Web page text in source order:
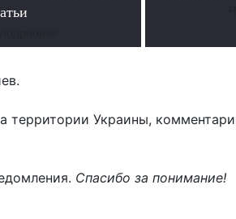
территории Украины,
Спасибо за понимание!